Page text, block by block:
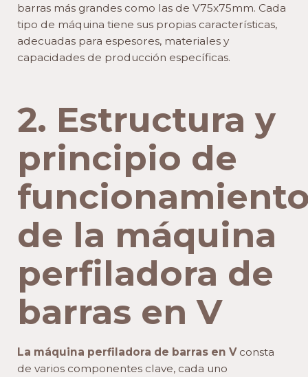
barras más grandes como las de V75x75mm. Cada
tipo de máquina tiene sus propias características,
adecuadas para espesores, materiales y
capacidades de producción específicas.
2. Estructura y
principio de
de la máquina
perfiladora de
barras en V
La máquina perfiladora de barras en V consta
de varios componentes clave, cada uno